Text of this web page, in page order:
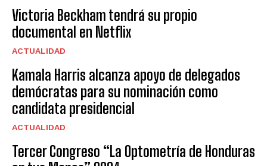
Victoria Beckham tendrá su propio
documental en Netflix
ACTUALIDAD
Kamala Harris alcanza apoyo de delegados
demócratas para su nominación como
candidata presidencial
ACTUALIDAD
Tercer Congreso “La Optometría de Honduras